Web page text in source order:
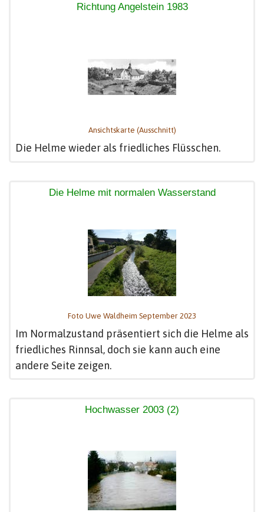
Richtung Angelstein 1983
Ansichtskarte (Ausschnitt)
Die Helme wieder als friedliches Flüsschen.
Die Helme mit normalen Wasserstand
Foto Uwe Waldheim September 2023
Im Normalzustand präsentiert sich die Helme als
friedliches Rinnsal, doch sie kann auch eine
andere Seite zeigen.
Hochwasser 2003 (2)